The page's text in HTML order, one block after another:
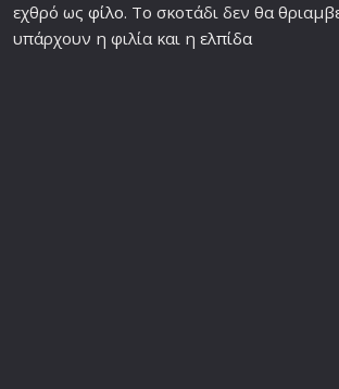
εχθρό ως φίλο. Το σκοτάδι δεν θα
υπάρχουν η φιλία και η ελπίδα